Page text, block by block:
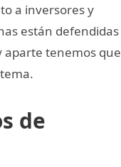
a inversores y
están defendidas
aparte tenemos que
de